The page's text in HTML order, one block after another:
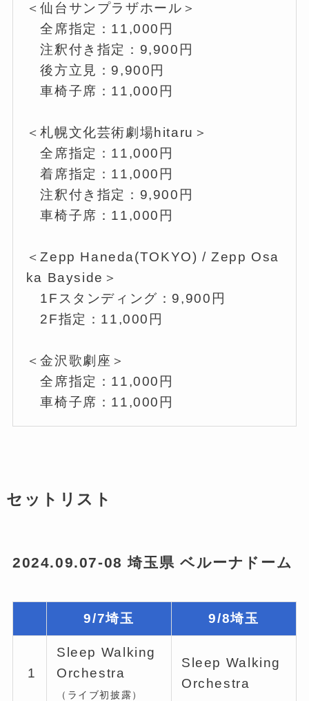
＜仙台サンプラザホール＞
全席指定：11,000円
注釈付き指定：9,900円
後方立見：9,900円
車椅子席：11,000円
＜札幌文化芸術劇場hitaru＞
全席指定：11,000円
着席指定：11,000円
注釈付き指定：9,900円
車椅子席：11,000円
＜Zepp Haneda(TOKYO) / Zepp Osa
ka Bayside＞
1Fスタンディング：9,900円
2F指定：11,000円
＜金沢歌劇座＞
全席指定：11,000円
車椅子席：11,000円
セットリスト
2024.09.07-08 埼玉県 ベルーナドーム
9/7埼玉 9/8埼玉
1
Sleep Walking
Orchestra
（ライブ初披露）
Sleep Walking
Orchestra